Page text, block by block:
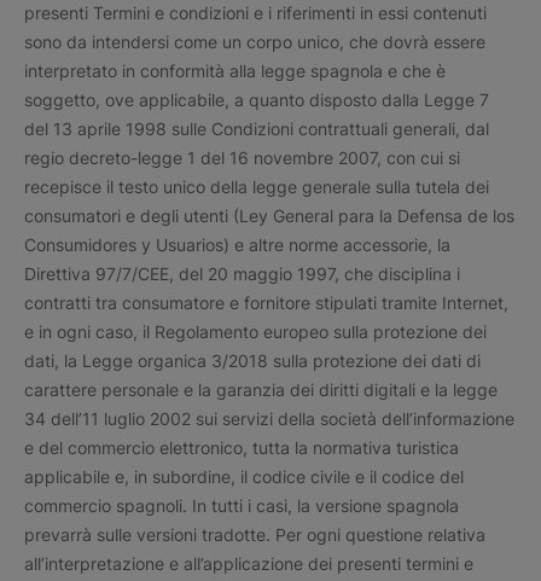
presenti Termini e condizioni e i riferimenti in essi contenuti
sono da intendersi come un corpo unico, che dovrà essere
interpretato in conformità alla legge spagnola e che è
soggetto, ove applicabile, a quanto disposto dalla Legge 7
del 13 aprile 1998 sulle Condizioni contrattuali generali, dal
regio decreto-legge 1 del 16 novembre 2007, con cui si
recepisce il testo unico della legge generale sulla tutela dei
consumatori e degli utenti (Ley General para la Defensa de los
Consumidores y Usuarios) e altre norme accessorie, la
Direttiva 97/7/CEE, del 20 maggio 1997, che disciplina i
contratti tra consumatore e fornitore stipulati tramite Internet,
e in ogni caso, il Regolamento europeo sulla protezione dei
dati, la Legge organica 3/2018 sulla protezione dei dati di
carattere personale e la garanzia dei diritti digitali e la legge
34 dell’11 luglio 2002 sui servizi della società dell’informazione
e del commercio elettronico, tutta la normativa turistica
applicabile e, in subordine, il codice civile e il codice del
commercio spagnoli. In tutti i casi, la versione spagnola
prevarrà sulle versioni tradotte. Per ogni questione relativa
all’interpretazione e all’applicazione dei presenti termini e